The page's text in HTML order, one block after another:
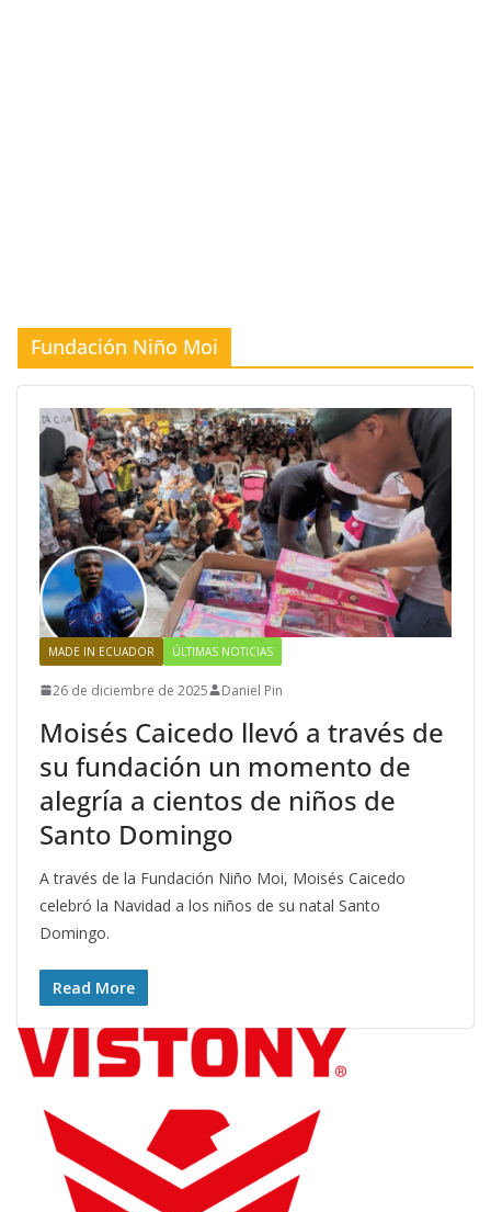
Fundación Niño Moi
MADE IN ECUADOR ÚLTIMAS NOTICIAS
26 de diciembre de 2025 Daniel Pin
Moisés Caicedo llevó a través de
su fundación un momento de
alegría a cientos de niños de
Santo Domingo
A través de la Fundación Niño Moi, Moisés Caicedo
celebró la Navidad a los niños de su natal Santo
Domingo.
Read More